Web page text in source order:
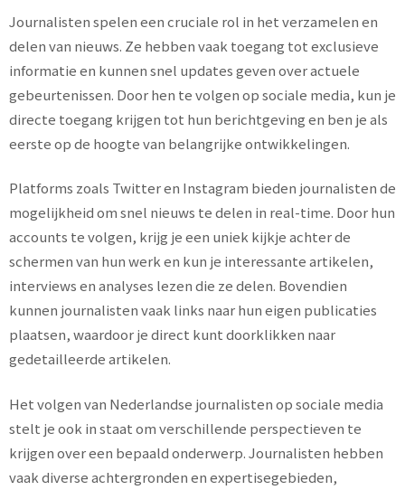
Journalisten spelen een cruciale rol in het verzamelen en
delen van nieuws. Ze hebben vaak toegang tot exclusieve
informatie en kunnen snel updates geven over actuele
gebeurtenissen. Door hen te volgen op sociale media, kun je
directe toegang krijgen tot hun berichtgeving en ben je als
eerste op de hoogte van belangrijke ontwikkelingen.
Platforms zoals Twitter en Instagram bieden journalisten de
mogelijkheid om snel nieuws te delen in real-time. Door hun
accounts te volgen, krijg je een uniek kijkje achter de
schermen van hun werk en kun je interessante artikelen,
interviews en analyses lezen die ze delen. Bovendien
kunnen journalisten vaak links naar hun eigen publicaties
plaatsen, waardoor je direct kunt doorklikken naar
gedetailleerde artikelen.
Het volgen van Nederlandse journalisten op sociale media
stelt je ook in staat om verschillende perspectieven te
krijgen over een bepaald onderwerp. Journalisten hebben
vaak diverse achtergronden en expertisegebieden,